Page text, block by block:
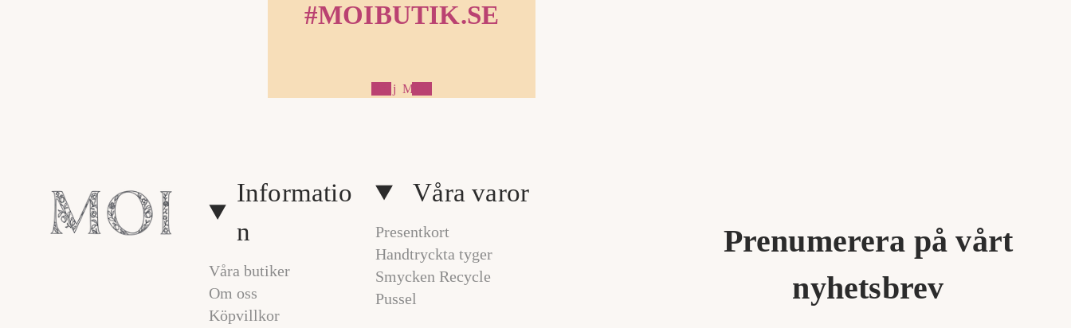
#MOIBUTIK.SE
Följ MOI
Informatio
n
Våra butiker
Om oss
Köpvillkor
Våra varor
Presentkort
Handtryckta tyger
Smycken Recycle
Pussel
Prenumerera på vårt
nyhetsbrev